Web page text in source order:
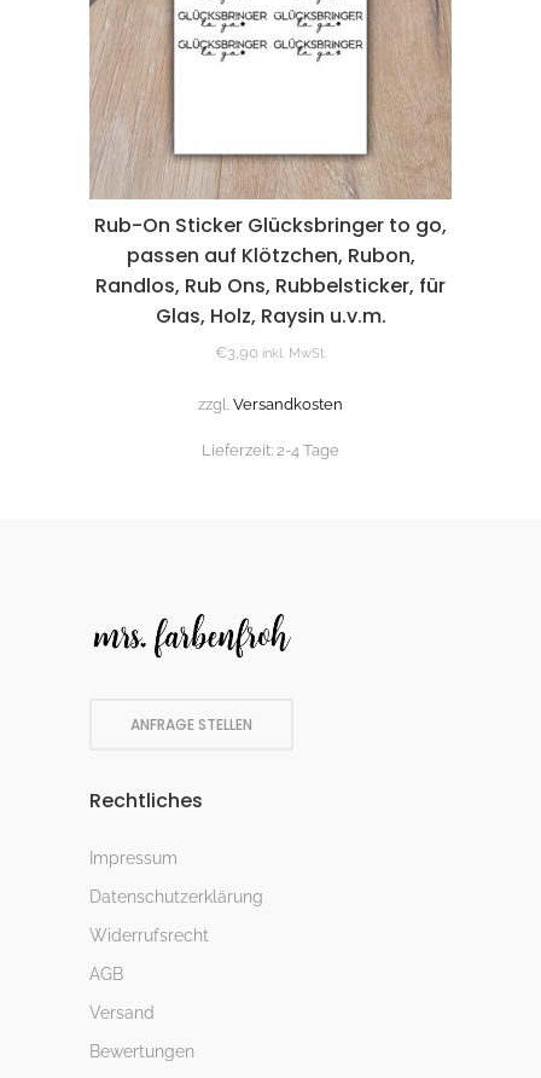
Rub-On Sticker Glücksbringer to go,
passen auf Klötzchen, Rubon,
Randlos, Rub Ons, Rubbelsticker, für
Glas, Holz, Raysin u.v.m.
€3,90 inkl. MwSt.
zzgl. Versandkosten
Lieferzeit: 2-4 Tage
ANFRAGE STELLEN
Rechtliches
Impressum
Datenschutzerklärung
Widerrufsrecht
AGB
Versand
Bewertungen